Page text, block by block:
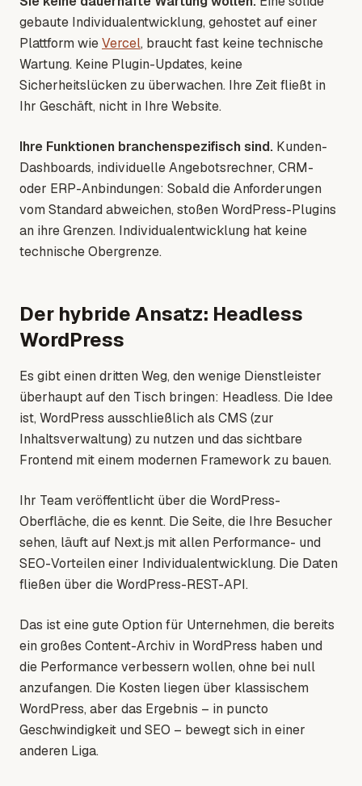
gebaute Individualentwicklung, gehostet auf einer
Plattform wieVercel, braucht fast keine technische
Wartung. Keine Plugin-Updates, keine
Sicherheitslücken zu überwachen. Ihre Zeit fließt in
Ihr Geschäft, nicht in Ihre Website.
Ihre Funktionen branchenspezifisch sind. Kunden-
Dashboards, individuelle Angebotsrechner, CRM-
oder ERP-Anbindungen: Sobald die Anforderungen
vom Standard abweichen, stoßen WordPress-Plugins
an ihre Grenzen. Individualentwicklung hat keine
technische Obergrenze.
Der hybride Ansatz: Headless
WordPress
Es gibt einen dritten Weg, den wenige Dienstleister
überhaupt auf den Tisch bringen: Headless. Die Idee
ist, WordPress ausschließlich als CMS (zur
Inhaltsverwaltung) zu nutzen und das sichtbare
Frontend mit einem modernen Framework zu bauen.
Ihr Team veröffentlicht über die WordPress-
Oberfläche, die es kennt. Die Seite, die Ihre Besucher
sehen, läuft auf Next.js mit allen Performance- und
SEO-Vorteilen einer Individualentwicklung. Die Daten
fließen über die WordPress-REST-API.
Das ist eine gute Option für Unternehmen, die bereits
ein großes Content-Archiv in WordPress haben und
die Performance verbessern wollen, ohne bei null
anzufangen. Die Kosten liegen über klassischem
WordPress, aber das Ergebnis – in puncto
Geschwindigkeit und SEO – bewegt sich in einer
anderen Liga.